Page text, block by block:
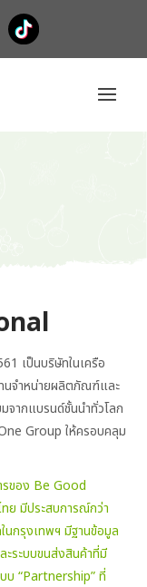
เป็นบริษัทในเครือ
นจำหน่ายผลิตภัณฑ์และ
จากแบรนด์ชั้นนำทั่วโลก
Group ให้ครอบคลุม
รของ Be Good
ย มีประสบการณ์กว่า
นกรุงเทพฯ มีฐานข้อมูล
ระบบขนส่งสินค้าที่มี
บ “Partnership” ที่